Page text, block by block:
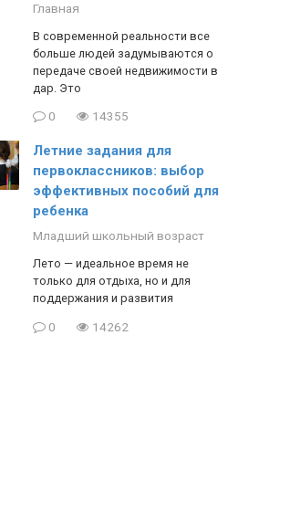
Главная
В современной реальности все
больше людей задумываются о
передаче своей недвижимости в
дар. Это
0 14355
Летние задания для
первоклассников: выбор
эффективных пособий для
ребенка
Младший школьный возраст
Лето — идеальное время не
только для отдыха, но и для
поддержания и развития
0 14262